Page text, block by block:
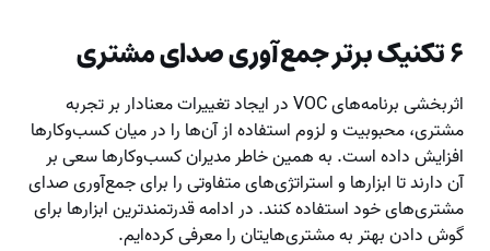
۶ تکنیک برتر جمع‌آوری صدای مشتری
اثربخشی برنامه‌های VOC در ایجاد تغییرات معنادار بر تجربه
مشتری، محبوبیت و لزوم استفاده از آن‌ها را در میان کسب‌وکارها
افزایش داده است. به همین خاطر مدیران کسب‌وکارها سعی بر
آن دارند تا ابزارها و استراتژی‌های متفاوتی را برای جمع‌آوری صدای
مشتری‌های خود استفاده کنند. در ادامه قدرتمندترین ابزارها برای
گوش دادن بهتر به مشتری‌هایتان را معرفی کرده‌ایم.